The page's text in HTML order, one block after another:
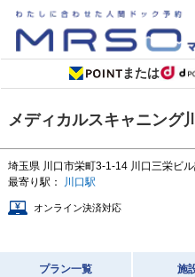
または
メディカルスキャニング
埼玉県 川口市栄町3-1-14 川口三栄ビ
最寄り駅：
川口駅
オンライン決済対応
プラン一覧 施